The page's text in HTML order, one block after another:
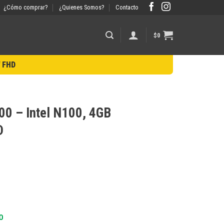
¿Cómo comprar? ¿Quienes Somos? Contacto
$0
– Intel N100, 4GB